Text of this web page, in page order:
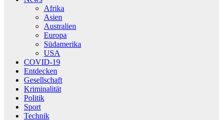
Afrika
Asien
Australien
Europa
Südamerika
USA
COVID-19
Entdecken
Gesellschaft
Kriminalität
Politik
Sport
Technik